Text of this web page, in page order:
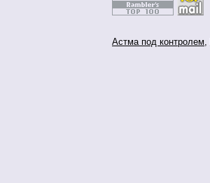
Астма под контролем,